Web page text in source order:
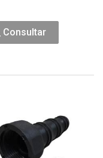
Consultar